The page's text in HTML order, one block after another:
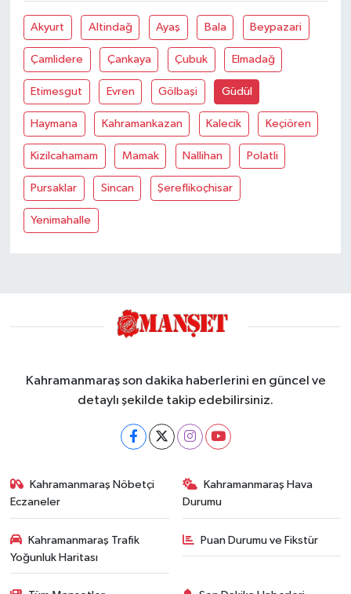
Akyurt Altindağ Ayaş Bala Beypazari
Çamlidere Çankaya Çubuk Elmadağ
Etimesgut Evren Gölbaşi Güdül
Haymana Kahramankazan Kalecik Keçiören
Kizilcahamam Mamak Nallihan Polatli
Pursaklar Sincan Şereflikoçhisar
Yenimahalle
Kahramanmaraş son dakika haberlerini en güncel ve
detaylı şekilde takip edebilirsiniz.
Kahramanmaraş Nöbetçi
Eczaneler
Kahramanmaraş Hava
Durumu
Kahramanmaraş Trafik
Yoğunluk Haritası
Puan Durumu ve Fikstür